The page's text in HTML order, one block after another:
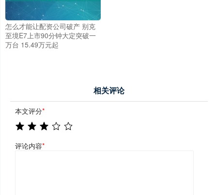
怎么才能让配资公司破产 别克
至境E7上市90分钟大定突破一
万台 15.49万元起
相关评论
本文评分*
评论内容*